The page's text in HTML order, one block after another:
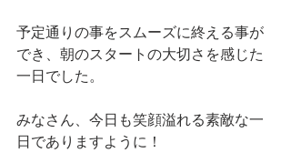
予定通りの事をスムーズに終える事が
でき、朝のスタートの大切さを感じた
一日でした。
みなさん、今日も笑顔溢れる素敵な一
日でありますように！